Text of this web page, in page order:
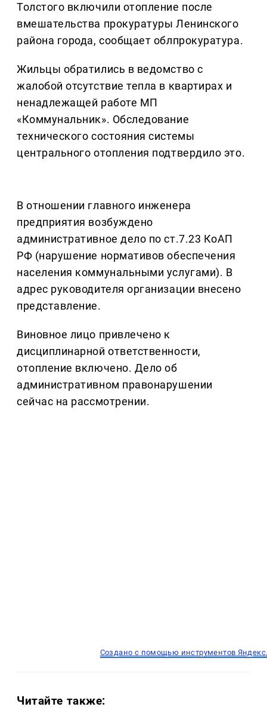
Толстого включили отопление после
вмешательства прокуратуры Ленинского
района города, сообщает облпрокуратура.
Жильцы обратились в ведомство с
жалобой отсутствие тепла в квартирах и
ненадлежащей работе МП
«Коммунальник». Обследование
технического состояния системы
центрального отопления подтвердило это.
В отношении главного инженера
предприятия возбуждено
административное дело по ст.7.23 КоАП
РФ (нарушение нормативов обеспечения
населения коммунальными услугами). В
адрес руководителя организации внесено
представление.
Виновное лицо привлечено к
дисциплинарной ответственности,
отопление включено. Дело об
административном правонарушении
сейчас на рассмотрении.
Создано с помощью инструментов
Читайте также: